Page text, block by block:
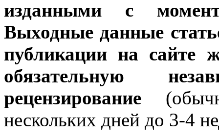
изданными с
Выходные данные
публикации на сайте
обязательную
рецензирование
нескольких дней до 3-4